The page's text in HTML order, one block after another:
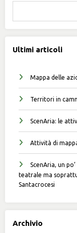
Ultimi articoli
Mappa delle
Territori in
ScenAria: le
Attività di
ScenAria, un
teatrale ma
Santacrocesi
Archivio